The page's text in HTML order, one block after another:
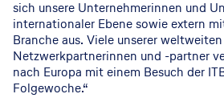
sich unsere Unternehmerinnen und
internationaler Ebene sowie extern
Branche aus. Viele unserer weltweiten
Netzwerkpartnerinnen und -partner
nach Europa mit einem Besuch der
Folgewoche.“